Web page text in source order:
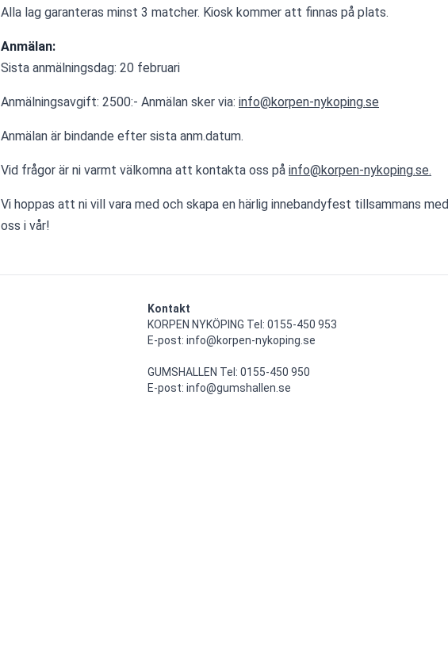
Alla lag garanteras minst 3 matcher. Kiosk kommer att finnas på plats.
Anmälan:
Sista anmälningsdag: 20 februari
Anmälningsavgift: 2500:- Anmälan sker via: info@korpen-nykoping.se
Anmälan är bindande efter sista anm.datum.
Vid frågor är ni varmt välkomna att kontakta oss på info@korpen-nykoping.se.
Vi hoppas att ni vill vara med och skapa en härlig innebandyfest tillsammans med
oss i vår!
Kontakt
KORPEN NYKÖPING Tel: 0155-450 953
E-post: info@korpen-nykoping.se
GUMSHALLEN Tel: 0155-450 950
E-post: info@gumshallen.se